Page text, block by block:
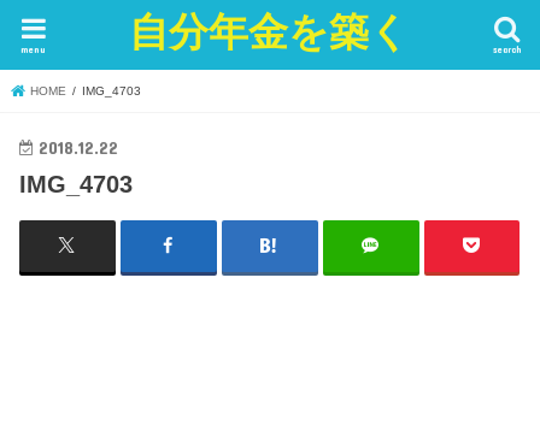
自分年金を築く search
menu
HOME IMG_4703
2018.12.22
IMG_4703